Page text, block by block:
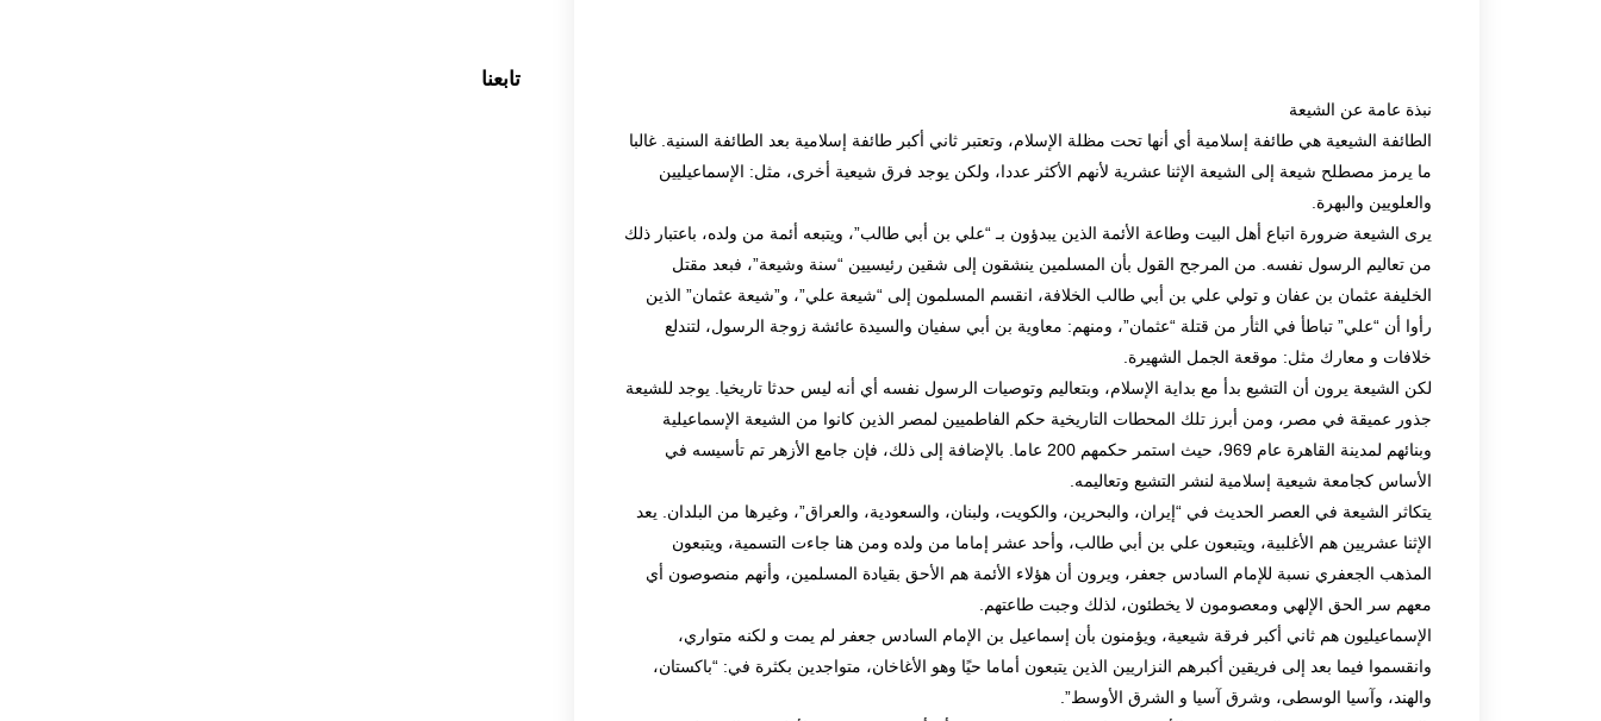
نبذة عامة عن الشيعة
الطائفة الشيعية هي طائفة إسلامية أي أنها تحت مظلة الإسلام، وتعتبر ثاني أكبر طائفة إسلامية بعد الطائفة السنية. غالبا
ما يرمز مصطلح شيعة إلى الشيعة الإثنا عشرية لأنهم الأكثر عددا، ولكن يوجد فرق شيعية أخرى، مثل: الإسماعيليين
والعلويين والبهرة.
يرى الشيعة ضرورة اتباع أهل البيت وطاعة الأئمة الذين يبدؤون بـ “علي بن أبي طالب”، ويتبعه أئمة من ولده، باعتبار ذلك
من تعاليم الرسول نفسه. من المرجح القول بأن المسلمين ينشقون إلى شقين رئيسيين “سنة وشيعة”، فبعد مقتل
الخليفة عثمان بن عفان و تولي علي بن أبي طالب الخلافة، انقسم المسلمون إلى “شيعة علي”، و”شيعة عثمان” الذين
رأوا أن “علي” تباطأ في الثأر من قتلة “عثمان”، ومنهم: معاوية بن أبي سفيان والسيدة عائشة زوجة الرسول، لتندلع
خلافات و معارك مثل: موقعة الجمل الشهيرة.
لكن الشيعة يرون أن التشيع بدأ مع بداية الإسلام، وبتعاليم وتوصيات الرسول نفسه أي أنه ليس حدثا تاريخيا. يوجد للشيعة
جذور عميقة في مصر، ومن أبرز تلك المحطات التاريخية حكم الفاطميين لمصر الذين كانوا من الشيعة الإسماعيلية
وبنائهم لمدينة القاهرة عام 969، حيث استمر حكمهم 200 عاما. بالإضافة إلى ذلك، فإن جامع الأزهر تم تأسيسه في
الأساس كجامعة شيعية إسلامية لنشر التشيع وتعاليمه.
يتكاثر الشيعة في العصر الحديث في “إيران، والبحرين، والكويت، ولبنان، والسعودية، والعراق”، وغيرها من البلدان. يعد
الإثنا عشريين هم الأغلبية، ويتبعون علي بن أبي طالب، وأحد عشر إماما من ولده ومن هنا جاءت التسمية، ويتبعون
المذهب الجعفري نسبة للإمام السادس جعفر، ويرون أن هؤلاء الأئمة هم الأحق بقيادة المسلمين، وأنهم منصوصون أي
معهم سر الحق الإلهي ومعصومون لا يخطئون، لذلك وجبت طاعتهم.
الإسماعيليون هم ثاني أكبر فرقة شيعية، ويؤمنون بأن إسماعيل بن الإمام السادس جعفر لم يمت و لكنه متواري،
وانقسموا فيما بعد إلى فريقين أكبرهم النزاريين الذين يتبعون أماما حيًا وهو الأغاخان، متواجدين بكثرة في: “باكستان،
والهند، وآسيا الوسطى، وشرق آسيا و الشرق الأوسط”.
تابعنا